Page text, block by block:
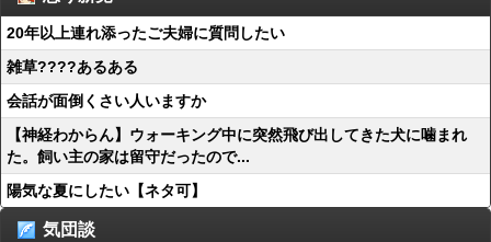
20年以上連れ添ったご夫婦に質問したい
雑草????あるある
会話が面倒くさい人いますか
【神経わからん】ウォーキング中に突然飛び出してきた犬に噛まれ
た。飼い主の家は留守だったので...
陽気な夏にしたい【ネタ可】
気団談